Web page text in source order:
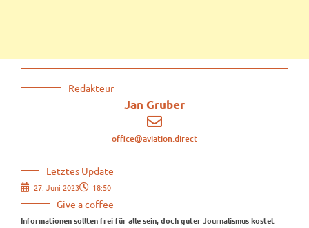
Redakteur
Jan Gruber
office@aviation.direct
Letztes Update
27. Juni 2023 18:50
Give a coffee
Informationen sollten frei für alle sein, doch guter Journalismus kostet